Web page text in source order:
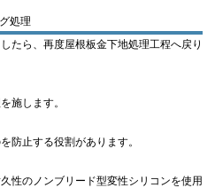
処理
たら、再度屋根板金下地処理工程へ戻り
施します。
防止する役割があります。
性のノンブリード型変性シリコンを使用